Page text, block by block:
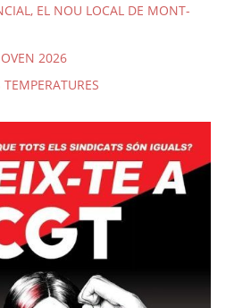
EL NOU LOCAL DE MONT-
2026